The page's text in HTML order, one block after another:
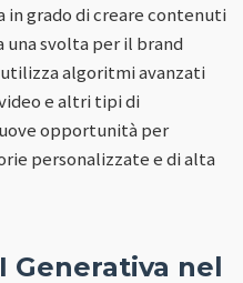
in grado di creare contenuti
svolta per il brand
algoritmi avanzati
e altri tipi di
opportunità per
personalizzate e di alta
Generativa nel